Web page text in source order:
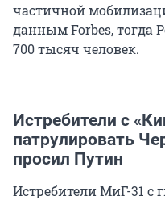
частичной
данным Forbes, тогда
700 тысяч человек.
Истребители с
патрулировать
просил Путин
Истребители МиГ-31 с